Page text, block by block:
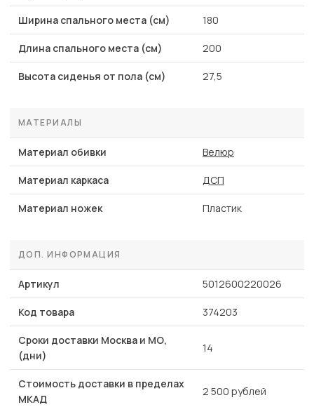
Ширина спального места (см) 180
Длина спального места (см) 200
Высота сиденья от пола (см) 27,5
МАТЕРИАЛЫ
Материал обивки Велюр
Материал каркаса ДСП
Материал ножек Пластик
ДОП. ИНФОРМАЦИЯ
Артикул 5012600220026
Код товара 374203
Сроки доставки Москва и МО,
(дни)
14
Стоимость доставки в пределах
МКАД
2 500 рублей